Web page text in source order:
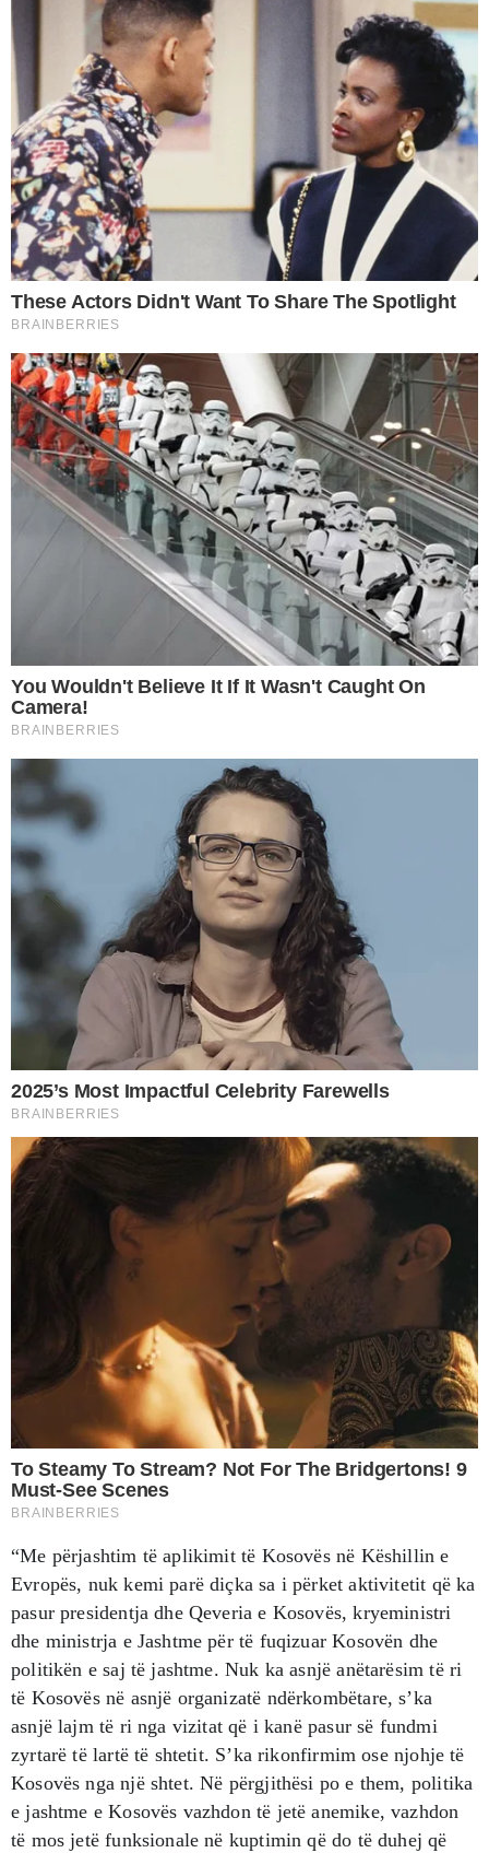
“Me përjashtim të aplikimit të Kosovës në Këshillin e
Evropës, nuk kemi parë diçka sa i përket aktivitetit që ka
pasur presidentja dhe Qeveria e Kosovës, kryeministri
dhe ministrja e Jashtme për të fuqizuar Kosovën dhe
politikën e saj të jashtme. Nuk ka asnjë anëtarësim të ri
të Kosovës në asnjë organizatë ndërkombëtare, s’ka
asnjë lajm të ri nga vizitat që i kanë pasur së fundmi
zyrtarë të lartë të shtetit. S’ka rikonfirmim ose njohje të
Kosovës nga një shtet. Në përgjithësi po e them, politika
e jashtme e Kosovës vazhdon të jetë anemike, vazhdon
të mos jetë funksionale në kuptimin që do të duhej që